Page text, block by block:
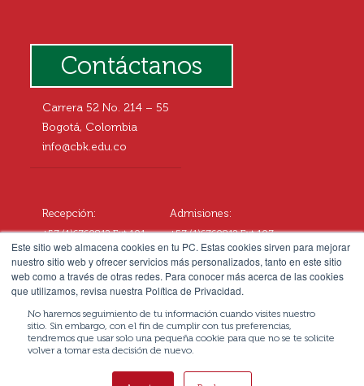
Este sitio web almacena cookies en tu PC. Estas cookies sirven para mejorar
nuestro sitio web y ofrecer servicios más personalizados, tanto en este sitio
web como a través de otras redes. Para conocer más acerca de las cookies
que utilizamos, revisa nuestra Política de Privacidad.
No haremos seguimiento de tu información cuando visites nuestro
sitio. Sin embargo, con el fin de cumplir con tus preferencias,
tendremos que usar solo una pequeña cookie para que no se te solicite
volver a tomar esta decisión de nuevo.
Contáctanos
Carrera 52 No. 214 – 55
Bogotá, Colombia
info@cbk.edu.co
Recepción:
+57 (1)6760812 Ext.101
+57 3057677108
Admisiones:
+57 (1)6760812 Ext.107
+57 3102545414